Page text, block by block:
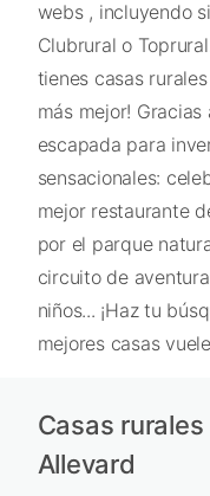
webs , incluyendo
Clubrural o
tienes casas
más mejor!
escapada para
sensacionales:
mejor restaurante
por el parque
circuito de
niños... ¡Haz tu
mejores casas
Casas
Allevard